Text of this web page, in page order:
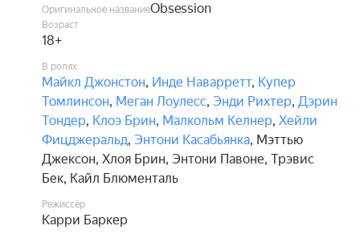
Оригинальное названиеObsession
Возраст
18+
В ролях
Майкл Джонстон, Инде Наварретт, Купер
Томлинсон, Меган Лоулесс, Энди Рихтер, Дэрин
Тондер, Клоэ Брин, Малкольм Келнер, Хейли
Фицджеральд, Энтони Касабьянка, Мэттью
Джексон, Хлоя Брин, Энтони Павоне, Трэвис
Бек, Кайл Блюменталь
Режиссёр
Карри Баркер